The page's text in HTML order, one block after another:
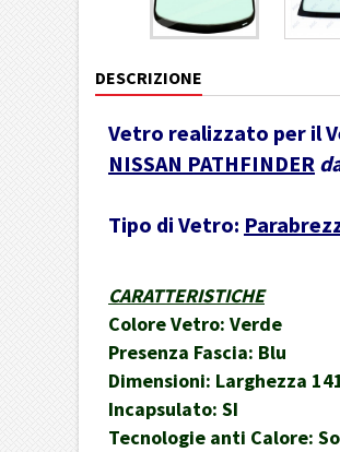
DESCRIZIONE
Vetro realizzato per il
NISSAN PATHFINDER
Tipo di Vetro:
CARATTERISTICHE
Colore Vetro: Verde
Presenza Fascia: Blu
Dimensioni: Larghezza
Incapsulato: SI
Tecnologie anti Calore: